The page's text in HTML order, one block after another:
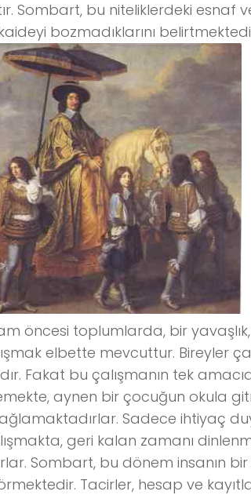
Sombart, bu niteliklerdeki
bozmadıklarını
öncesi toplumlarda, bir
elbette mevcuttur. Bireyler
Fakat bu çalışmanın tek
aynen bir çocuğun okula
Sadece ihtiyaç
geri kalan zamanı
Sombart, bu dönem insanın
Tacirler, hesap ve